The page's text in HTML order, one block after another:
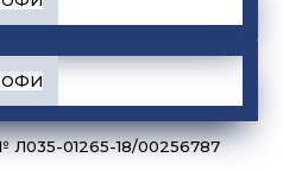
Л035-01265-18/00256787